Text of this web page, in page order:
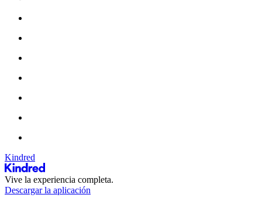
Kindred
Vive la experiencia completa.
Descargar la aplicación